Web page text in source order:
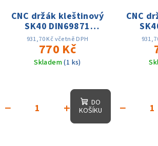
CNC držák kleštinový
SK40 DIN69871
ER16x63, D-32mm,AD,
25 tis. otáček, přes.
0.003
931,70 Kč včetně DPH
770 Kč
Skladem(1 ks)
+
−
DO
KOŠÍKU
CNC
25
−